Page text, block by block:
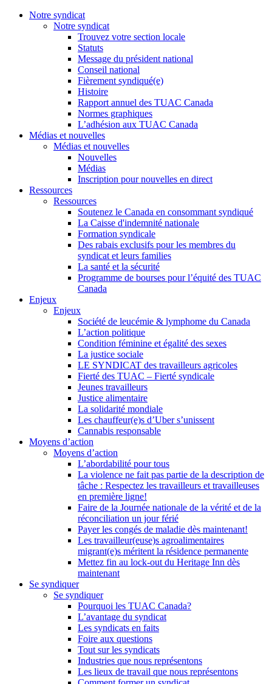
Notre syndicat
Notre syndicat
Trouvez votre section locale
Statuts
Message du président national
Conseil national
Fièrement syndiqué(e)
Histoire
Rapport annuel des TUAC Canada
Normes graphiques
L’adhésion aux TUAC Canada
Médias et nouvelles
Médias et nouvelles
Nouvelles
Médias
Inscription pour nouvelles en direct
Ressources
Ressources
Soutenez le Canada en consommant syndiqué
La Caisse d'indemnité nationale
Formation syndicale
Des rabais exclusifs pour les membres du
syndicat et leurs families
La santé et la sécurité
Programme de bourses pour l’équité des TUAC
Canada
Enjeux
Enjeux
Société de leucémie & lymphome du Canada
L’action politique
Condition féminine et égalité des sexes
La justice sociale
LE SYNDICAT des travailleurs agricoles
Fierté des TUAC – Fierté syndicale
Jeunes travailleurs
Justice alimentaire
La solidarité mondiale
Les chauffeur(e)s d’Uber s’unissent
Cannabis responsable
Moyens d’action
Moyens d’action
L’abordabilité pour tous
La violence ne fait pas partie de la description de
tâche : Respectez les travailleurs et travailleuses
en première ligne!
Faire de la Journée nationale de la vérité et de la
réconciliation un jour férié
Payer les congés de maladie dès maintenant!
Les travailleur(euse)s agroalimentaires
migrant(e)s méritent la résidence permanente
Mettez fin au lock-out du Heritage Inn dès
maintenant
Se syndiquer
Se syndiquer
Pourquoi les TUAC Canada?
L’avantage du syndicat
Les syndicats en faits
Foire aux questions
Tout sur les syndicats
Industries que nous représentons
Les lieux de travail que nous représentons